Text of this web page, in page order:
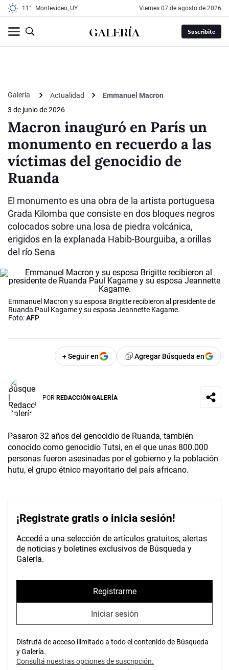
11° Montevideo, UY viernes 07 de agosto de 2026
Suscribite
Galería Actualidad
Emmanuel Macron
3 de junio de 2026
Macron inauguró en París un
monumento en recuerdo a las
víctimas del genocidio de
Ruanda
El monumento es una obra de la artista portuguesa
Grada Kilomba que consiste en dos bloques negros
colocados sobre una losa de piedra volcánica,
erigidos en la explanada Habib-Bourguiba, a orillas
del río Sena
Emmanuel Macron y su esposa Brigitte recibieron al presidente de
Ruanda Paul Kagame y su esposa Jeannette Kagame.
Foto:AFP
+ Seguir en Agregar Búsqueda en
POR REDACCIÓN GALERÍA
Pasaron 32 años del genocidio de Ruanda, también
conocido como genocidio Tutsi, en el que unas 800.000
personas fueron asesinadas por el gobierno y la población
hutu, el grupo étnico mayoritario del país africano.
¡Registrate gratis o inicia sesión!
Accedé a una selección de artículos gratuitos, alertas
de noticias y boletines exclusivos de Búsqueda y
Galería.
Registrarme
Iniciar sesión
Disfrutá de acceso ilimitado a todo el contenido de Búsqueda
y Galería.
Consultá nuestras opciones de suscripción.